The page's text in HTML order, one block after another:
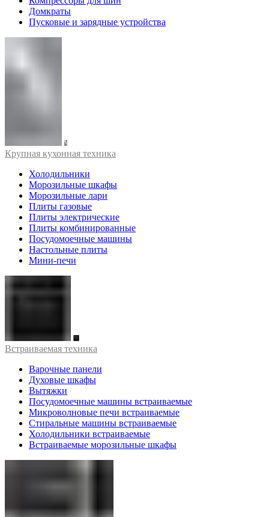
Домкраты
Пусковые и зарядные устройства
Крупная кухонная техника
Холодильники
Морозильные шкафы
Морозильные лари
Плиты газовые
Плиты электрические
Плиты комбинированные
Посудомоечные машины
Настольные плиты
Мини-печи
Встраиваемая техника
Варочные панели
Духовые шкафы
Вытяжки
Посудомоечные машины встраиваемые
Микроволновые печи встраиваемые
Стиральные машины встраиваемые
Холодильники встраиваемые
Встраиваемые морозильные шкафы